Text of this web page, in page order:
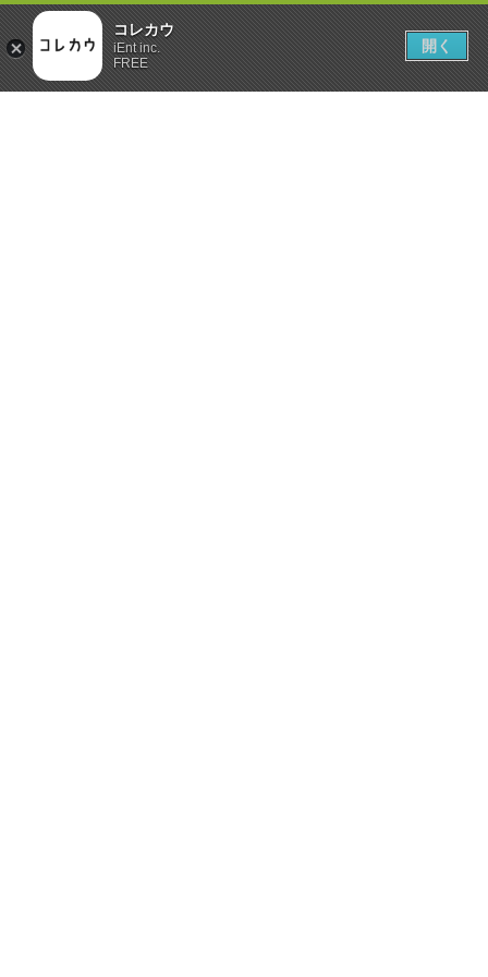
コレカウ
iEnt inc.
FREE
開く